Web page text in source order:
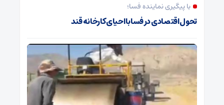
با پیگیری نماینده فسا؛
تحول اقتصادی در فسا با احیای کارخانه قند